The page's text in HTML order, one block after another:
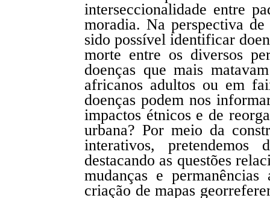
interseccionalidade entre
moradia. Na perspectiva
sido possível identificar
morte entre os diversos
doenças que mais
africanos adultos ou em
doenças podem nos
impactos étnicos e de
urbana? Por meio da
interativos, pretendemos
destacando as questões
mudanças e
criação de mapas